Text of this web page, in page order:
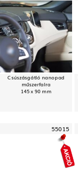
Csúszásgátló nanopad
műszerfalra
145 x 90 mm
55015